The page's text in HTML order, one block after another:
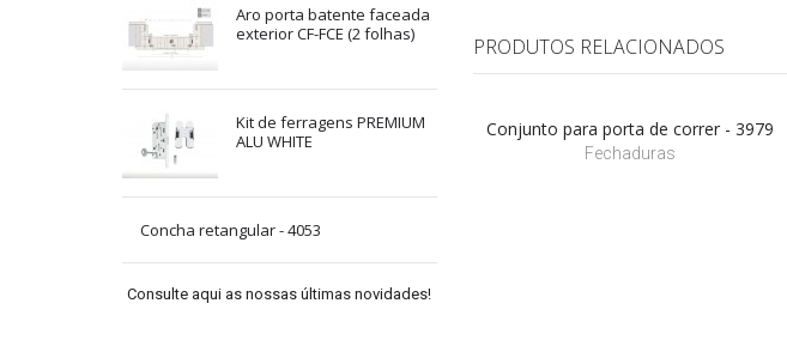
Aro porta batente faceada
exterior CF-FCE (2 folhas)
Kit de ferragens PREMIUM
ALU WHITE
Concha retangular - 4053
Consulte aqui as nossas últimas novidades!
PRODUTOS RELACIONADOS
Conjunto para porta de correr - 3979
Fechaduras